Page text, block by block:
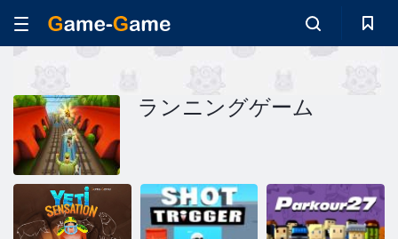
ランニングゲーム